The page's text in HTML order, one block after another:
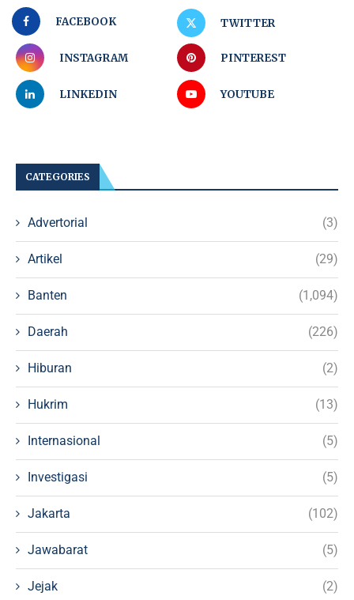
FACEBOOK TWITTER
INSTAGRAM PINTEREST
LINKEDIN YOUTUBE
CATEGORIES
Advertorial (3)
Artikel (29)
Banten (1,094)
Daerah (226)
Hiburan (2)
Hukrim (13)
Internasional (5)
Investigasi (5)
Jakarta (102)
Jawabarat (5)
Jejak (2)